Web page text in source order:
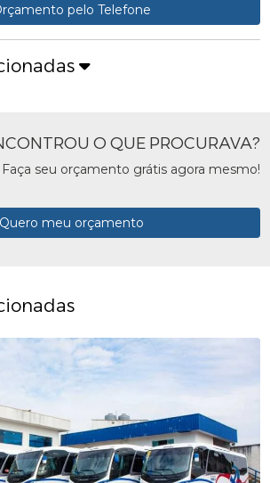
pelo Telefone
O QUE PROCURAVA?
Faça seu orçamento grátis agora mesmo!
Quero meu orçamento